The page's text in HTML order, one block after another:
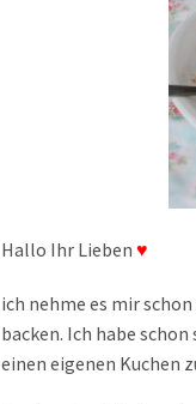
Hallo Ihr Lieben ♥
ich nehme es mir
backen. Ich habe
einen eigenen Kuchen